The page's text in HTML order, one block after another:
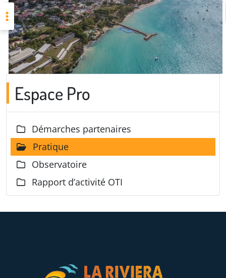
Espace Pro
Démarches partenaires
Pratique
Observatoire
Rapport d’activité OTI